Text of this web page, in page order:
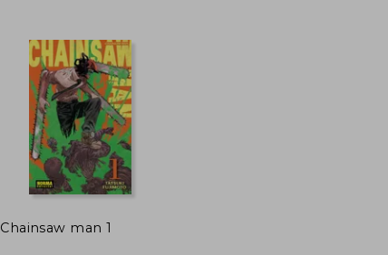
S/ 129,47 55%
Chainsaw man 1